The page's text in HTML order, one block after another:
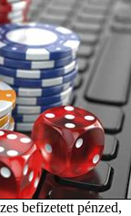
befizetett pénzed,